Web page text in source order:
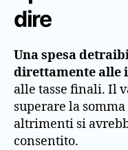
dire
Una spesa
direttamente alle
alle tasse finali. Il
superare la
altrimenti si
consentito.